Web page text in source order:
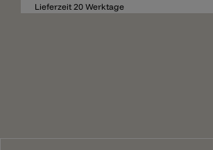
Lieferzeit 20 Werktage